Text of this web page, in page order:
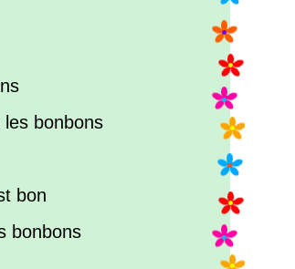
bonbons
bon
bonbons